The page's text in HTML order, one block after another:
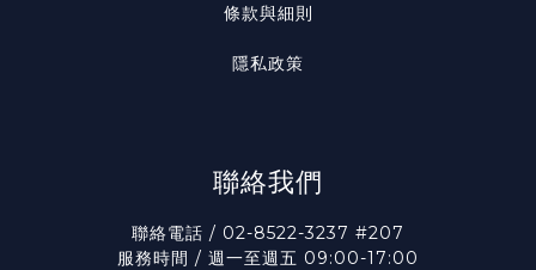
條款與細則
隱私政策
聯絡我們
聯絡電話 / 02-8522-3237 #207
服務時間 / 週一至週五 09:00-17:00